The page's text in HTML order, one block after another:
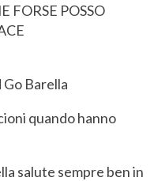
FORSE POSSO
Go Barella
quando hanno
salute sempre ben in